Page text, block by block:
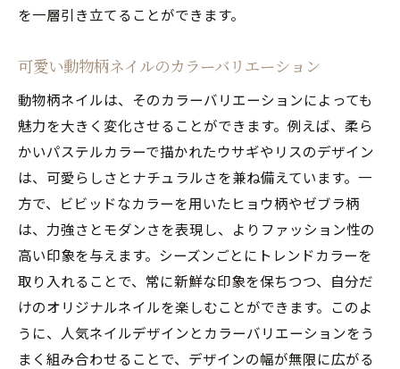
を一層引き立てることができます。
可愛い動物柄ネイルのカラーバリエーション
動物柄ネイルは、そのカラーバリエーションによっても
魅力を大きく変化させることができます。例えば、柔ら
かいパステルカラーで描かれたウサギやリスのデザイン
は、可愛らしさとナチュラルさを兼ね備えています。一
方で、ビビッドなカラーを用いたヒョウ柄やゼブラ柄
は、力強さとモダンさを表現し、よりファッション性の
高い印象を与えます。シーズンごとにトレンドカラーを
取り入れることで、常に新鮮な印象を保ちつつ、自分だ
けのオリジナルネイルを楽しむことができます。このよ
うに、人気ネイルデザインとカラーバリエーションをう
まく組み合わせることで、デザインの幅が無限に広がる